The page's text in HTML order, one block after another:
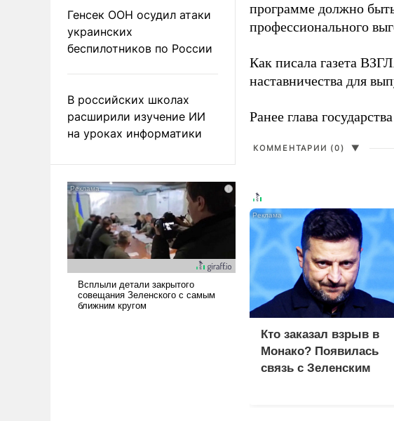
Генсек ООН осудил атаки
украинских
беспилотников по России
В российских школах
расширили изучение ИИ
на уроках информатики
программе должно
профессионального
Как писала газета
наставничества для
Ранее глава государства
КОММЕНТАРИИ (0) ▼
Кто заказал взрыв в
Монако? Появилась
связь с Зеленским